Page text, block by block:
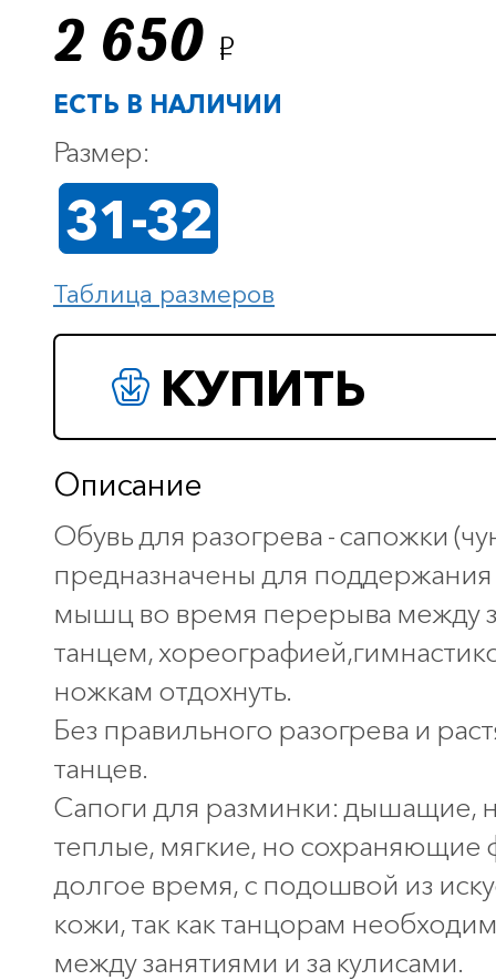
2 650 Р
ЕСТЬ В НАЛИЧИИ
Размер:
31-32
Таблица размеров
КУПИТЬ
Описание
Обувь для разогрева - сапожки
предназначены для поддержания
мышц во время перерыва между
танцем,
ножкам отдохнуть.
Без правильного разогрева и
танцев.
Сапоги для разминки: дышащие,
теплые, мягкие, но сохраняющие
долгое время, с подошвой из
кожи, так как танцорам
между занятиями и за кулисами.